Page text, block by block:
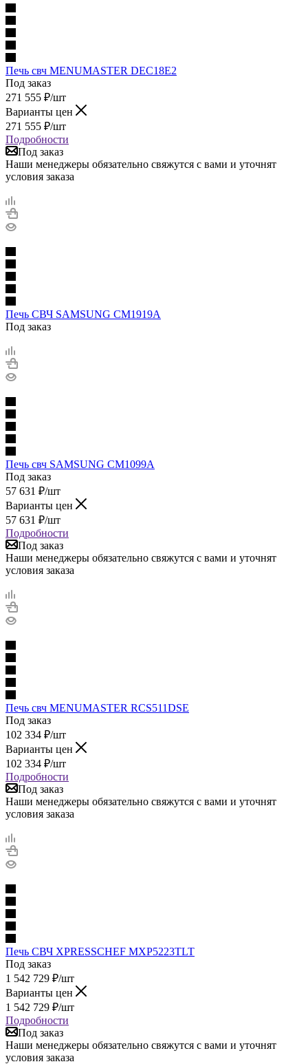
Печь свч MENUMASTER DEC18E2
Под заказ
271 555 ₽/шт
Варианты цен
271 555 ₽/шт
Подробности
Под заказ
Наши менеджеры обязательно свяжутся с вами и уточнят
условия заказа
Печь СВЧ SAMSUNG CM1919A
Под заказ
Печь свч SAMSUNG CM1099A
Под заказ
57 631 ₽/шт
Варианты цен
57 631 ₽/шт
Подробности
Под заказ
Наши менеджеры обязательно свяжутся с вами и уточнят
условия заказа
Печь свч MENUMASTER RCS511DSE
Под заказ
102 334 ₽/шт
Варианты цен
102 334 ₽/шт
Подробности
Под заказ
Наши менеджеры обязательно свяжутся с вами и уточнят
условия заказа
Печь СВЧ XPRESSCHEF MXP5223TLT
Под заказ
1 542 729 ₽/шт
Варианты цен
1 542 729 ₽/шт
Подробности
Под заказ
Наши менеджеры обязательно свяжутся с вами и уточнят
условия заказа